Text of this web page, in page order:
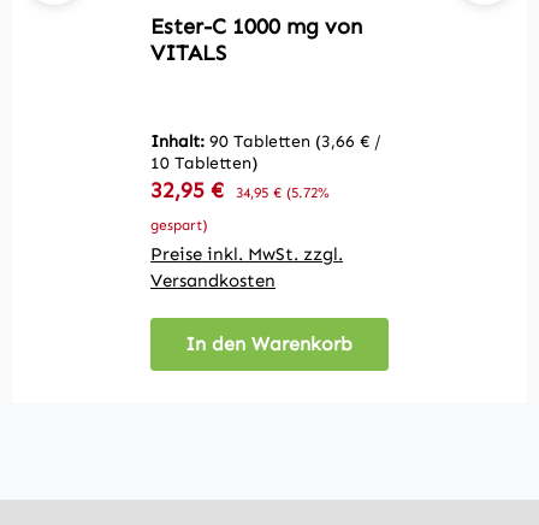
Ester-C 1000 mg von
VITALS
Inhalt: 90 Tabletten (3,66 € /
10 Tabletten)
Verkaufspreis:
32,95 € Regulärer Preis:
34,95 € (5.72%
gespart)
Preise inkl. MwSt. zzgl.
Versandkosten
In den Warenkorb